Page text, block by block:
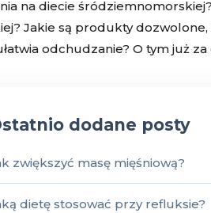
na diecie śródziemnomorskiej?
Jakie są produkty dozwolone,
odchudzanie? O tym już za
dodane posty
zwiększyć masę mięśniową?
dietę stosować przy refluksie?